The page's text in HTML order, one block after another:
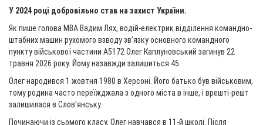
У 2024 році добровільно став на захист України.
Як пише голова МВА Вадим Лях, водій-електрик відділення командно-
штабних машин рухомого взводу зв’язку основного командного
пункту військової частини А5172 Олег Каплуновський загинув 22
травня 2026 року. Йому назавжди залишиться 45.
Олег народився 1 жовтня 1980 в Херсоні. Його батько був військовим,
тому родина часто переїжджала з одного міста в інше, і врешті-решт
залишилася в Слов'янську.
Починаючи із сьомого класу, Олег навчався в 11-й школі. Після